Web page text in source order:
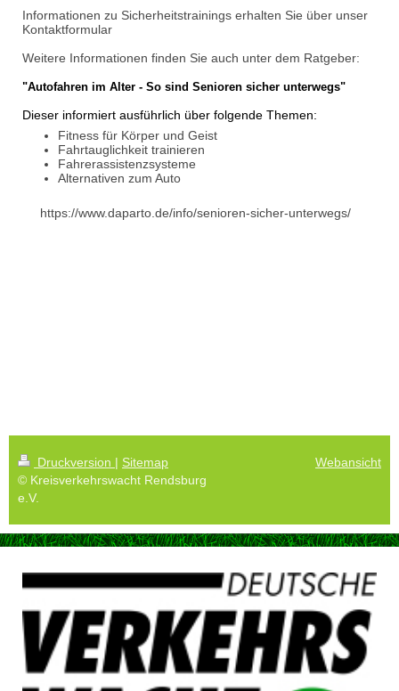
Informationen zu Sicherheitstrainings erhalten Sie über unser
Kontaktformular
Weitere Informationen finden Sie auch unter dem Ratgeber:
"Autofahren im Alter - So sind Senioren sicher unterwegs"
Dieser informiert ausführlich über folgende Themen:
Fitness für Körper und Geist
Fahrtauglichkeit trainieren
Fahrerassistenzsysteme
Alternativen zum Auto
https://www.daparto.de/info/senioren-sicher-unterwegs/
Druckversion | Sitemap
© Kreisverkehrswacht Rendsburg
e.V.
Webansicht